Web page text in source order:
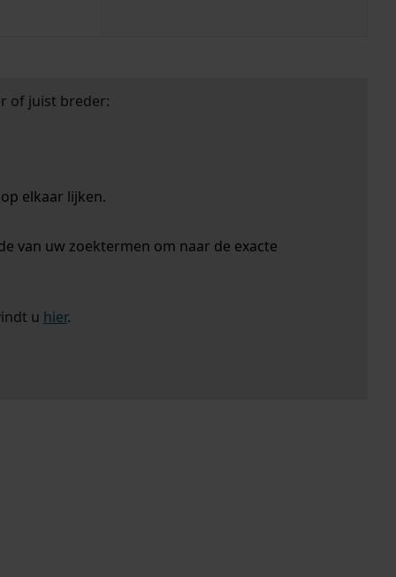
of juist breder:
elkaar lijken.
van uw zoektermen om naar de exacte
u hier.